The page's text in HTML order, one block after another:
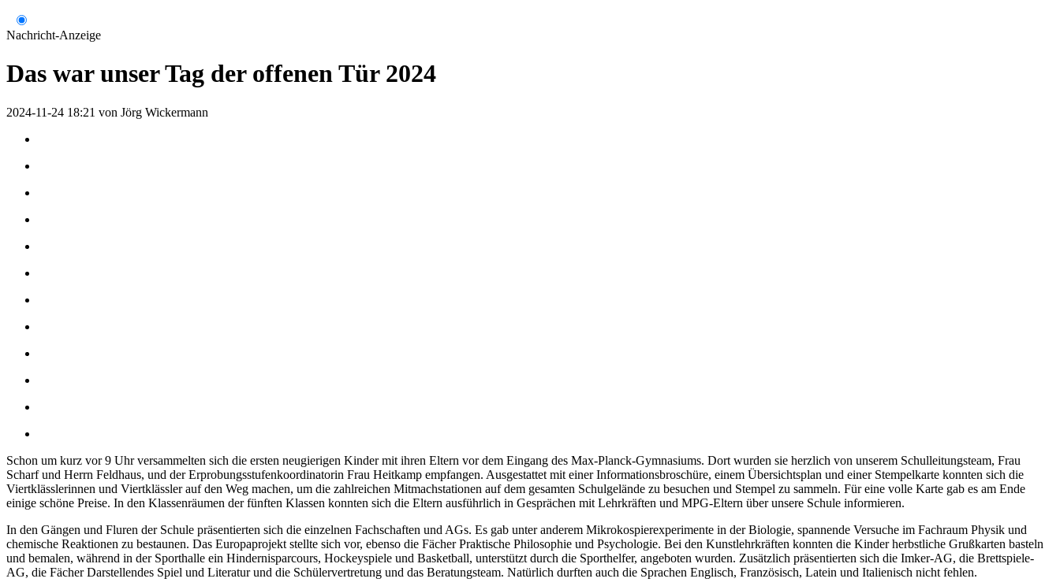
Nachricht-Anzeige
Das war unser Tag der offenen Tür 2024
2024-11-24 18:21 von Jörg Wickermann
Schon um kurz vor 9 Uhr versammelten sich die ersten neugierigen Kinder mit ihren Eltern vor dem Eingang des Max-Planck-Gymnasiums. Dort wurden sie herzlich von unserem Schulleitungsteam, Frau
Scharf und Herrn Feldhaus, und der Erprobungsstufenkoordinatorin Frau Heitkamp empfangen. Ausgestattet mit einer Informationsbroschüre, einem Übersichtsplan und einer Stempelkarte konnten sich die
Viertklässlerinnen und Viertklässler auf den Weg machen, um die zahlreichen Mitmachstationen auf dem gesamten Schulgelände zu besuchen und Stempel zu sammeln. Für eine volle Karte gab es am Ende
einige schöne Preise. In den Klassenräumen der fünften Klassen konnten sich die Eltern ausführlich in Gesprächen mit Lehrkräften und MPG-Eltern über unsere Schule informieren.
In den Gängen und Fluren der Schule präsentierten sich die einzelnen Fachschaften und AGs. Es gab unter anderem Mikrokospierexperimente in der Biologie, spannende Versuche im Fachraum Physik und
chemische Reaktionen zu bestaunen. Das Europaprojekt stellte sich vor, ebenso die Fächer Praktische Philosophie und Psychologie. Bei den Kunstlehrkräften konnten die Kinder herbstliche Grußkarten basteln
und bemalen, während in der Sporthalle ein Hindernisparcours, Hockeyspiele und Basketball, unterstützt durch die Sporthelfer, angeboten wurden. Zusätzlich präsentierten sich die Imker-AG, die Brettspiele-
AG, die Fächer Darstellendes Spiel und Literatur und die Schülervertretung und das Beratungsteam. Natürlich durften auch die Sprachen Englisch, Französisch, Latein und Italienisch nicht fehlen.